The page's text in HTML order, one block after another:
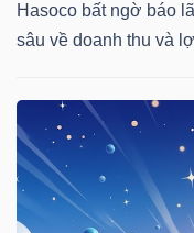
Hasoco bất ngờ báo
sâu về doanh thu và
TRUYỀN
TIỆN